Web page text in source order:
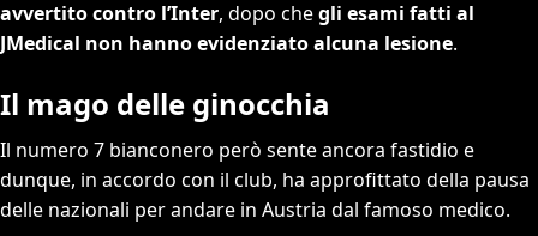
avvertito contro l’Inter, dopo chegli esami fatti al
JMedical non hanno evidenziato alcuna lesione.
Il mago delle ginocchia
Il numero 7 bianconero però sente ancora fastidio e
dunque, in accordo con il club, ha approfittato della pausa
delle nazionali per andare in Austria dal famoso medico.